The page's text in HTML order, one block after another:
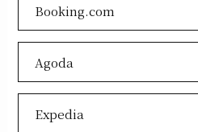
Booking.com
Agoda
Expedia